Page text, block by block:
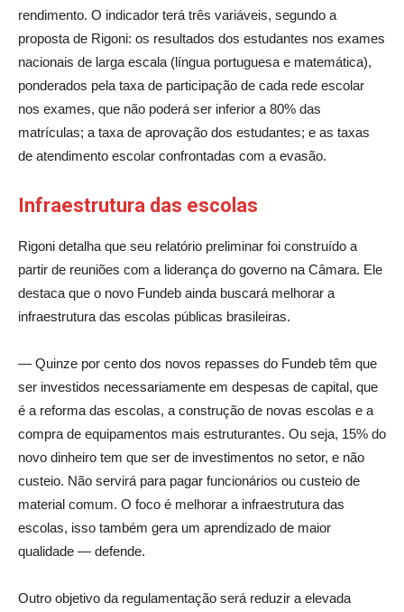
rendimento. O indicador terá três variáveis, segundo a
proposta de Rigoni: os resultados dos estudantes nos exames
nacionais de larga escala (língua portuguesa e matemática),
ponderados pela taxa de participação de cada rede escolar
nos exames, que não poderá ser inferior a 80% das
matrículas; a taxa de aprovação dos estudantes; e as taxas
de atendimento escolar confrontadas com a evasão.
Infraestrutura das escolas
Rigoni detalha que seu relatório preliminar foi construído a
partir de reuniões com a liderança do governo na Câmara. Ele
destaca que o novo Fundeb ainda buscará melhorar a
infraestrutura das escolas públicas brasileiras.
— Quinze por cento dos novos repasses do Fundeb têm que
ser investidos necessariamente em despesas de capital, que
é a reforma das escolas, a construção de novas escolas e a
compra de equipamentos mais estruturantes. Ou seja, 15% do
novo dinheiro tem que ser de investimentos no setor, e não
custeio. Não servirá para pagar funcionários ou custeio de
material comum. O foco é melhorar a infraestrutura das
escolas, isso também gera um aprendizado de maior
qualidade — defende.
Outro objetivo da regulamentação será reduzir a elevada